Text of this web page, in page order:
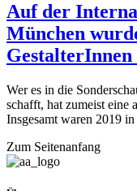
Auf der
München
GestalterInnen
Wer es in die
schafft, hat zumeist eine
Insgesamt waren 2019
Zum Seitenanfang